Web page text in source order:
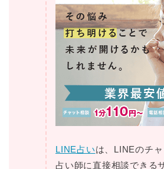
LINE占いは、LINEのチ
占い師に直接相談できる